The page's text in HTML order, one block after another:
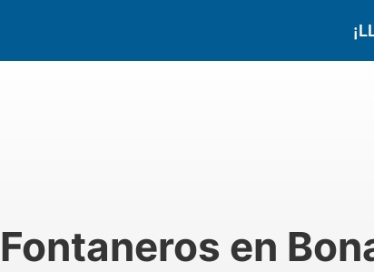
Fontaneros en